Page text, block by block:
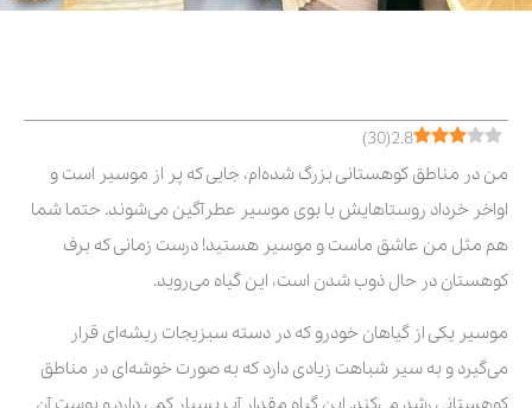
2.8
(
30
)
من در مناطق کوهستانی بزرگ شده‌ام، جایی که پر از موسیر است و
اواخر خرداد روستاهایش با بوی موسیر عطرآگین می‌شوند. حتما شما
هم مثل من عاشق ماست و موسیر هستید! درست زمانی که برف
کوهستان در حال ذوب شدن است، این گیاه می‌روید.
موسیر یکی از گیاهان خودرو که در دسته سبزیجات ریشه‌ای قرار
می‌گیرد و به سیر شباهت زیادی دارد که به صورت خوشه‌ای در مناطق